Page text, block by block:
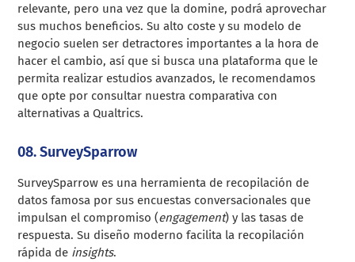
relevante, pero una vez que la domine, podrá aprovechar
sus muchos beneficios. Su alto coste y su modelo de
negocio suelen ser detractores importantes a la hora de
hacer el cambio, así que si busca una plataforma que le
permita realizar estudios avanzados, le recomendamos
que opte por consultar nuestra comparativa con
alternativas a Qualtrics.
08. SurveySparrow
SurveySparrow es una herramienta de recopilación de
datos famosa por sus encuestas conversacionales que
impulsan el compromiso (engagement) y las tasas de
respuesta. Su diseño moderno facilita la recopilación
rápida de insights.